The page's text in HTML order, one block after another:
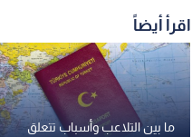
اقرأ أيضاً
ما بين التلاعب وأسباب تتعلق